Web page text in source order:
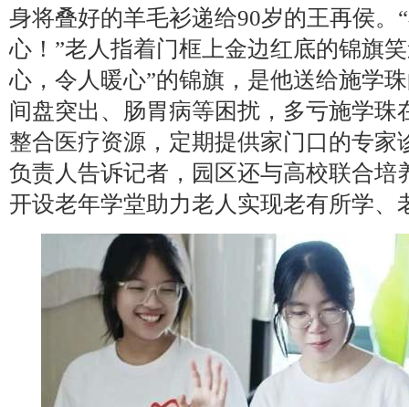
身将叠好的羊毛衫递给90岁的王再侯。
心！”老人指着门框上金边红底的锦旗
心，令人暖心”的锦旗，是他送给施学
间盘突出、肠胃病等困扰，多亏施学珠
整合医疗资源，定期提供家门口的专家
负责人告诉记者，园区还与高校联合培
开设老年学堂助力老人实现老有所学、